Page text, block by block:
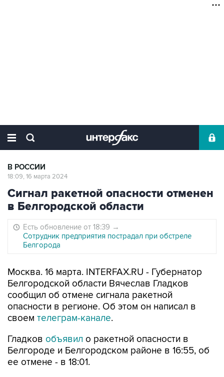
В РОССИИ
18:09, 16 марта 2024
Сигнал ракетной опасности отменен
в Белгородской области
Есть обновление от 18:39 →
Сотрудник предприятия пострадал при обстреле
Белгорода
Москва. 16 марта. INTERFAX.RU - Губернатор
Белгородской области Вячеслав Гладков
сообщил об отмене сигнала ракетной
опасности в регионе. Об этом он написал в
своем телеграм-канале.
Гладков объявил о ракетной опасности в
Белгороде и Белгородском районе в 16:55, об
ее отмене - в 18:01.